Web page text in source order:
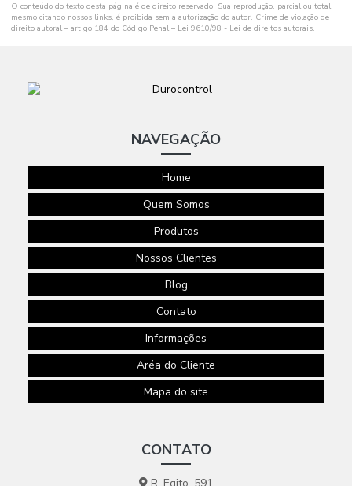
O conteúdo do texto desta página é de direito reservado. Sua reprodução, parcial ou total,
mesmo citando nossos links, é proibida sem a autorização do autor. Crime de violação de
direito autoral – artigo 184 do Código Penal – Lei 9610/98 - Lei de direitos autorais.
NAVEGAÇÃO
Home
Quem Somos
Produtos
Nossos Clientes
Blog
Contato
Informações
Aréa do Cliente
Mapa do site
CONTATO